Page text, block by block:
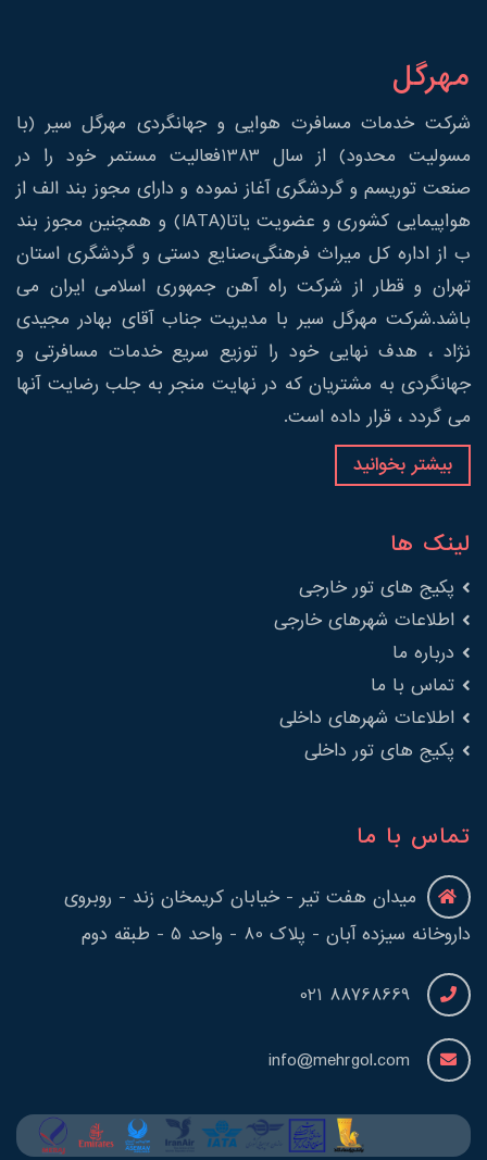
مهرگل
شرکت خدمات مسافرت هوایی و جهانگردی مهرگل سیر (با
مسولیت محدود) از سال 1383فعالیت مستمر خود را در
صنعت توریسم و گردشگری آغاز نموده و دارای مجوز بند الف از
هواپیمایی کشوری و عضویت یاتا(IATA) و همچنین مجوز بند
ب از اداره کل میراث فرهنگی،صنایع دستی و گردشگری استان
تهران و قطار از شرکت راه آهن جمهوری اسلامی ایران می
باشد.شرکت مهرگل سیر با مدیریت جناب آقای بهادر مجیدی
نژاد ، هدف نهایی خود را توزیع سریع خدمات مسافرتی و
جهانگردی به مشتریان که در نهایت منجر به جلب رضایت آنها
می گردد ، قرار داده است.
بیشتر بخوانید
لینک ها
پکیج های تور خارجی
اطلاعات شهرهای خارجی
درباره ما
تماس با ما
اطلاعات شهرهای داخلی
پکیج های تور داخلی
تماس با ما
میدان هفت تیر - خیابان کریمخان زند - روبروی
داروخانه سیزده آبان - پلاک 80 - واحد 5 - طبقه دوم
88768669 021
info@mehrgol.com